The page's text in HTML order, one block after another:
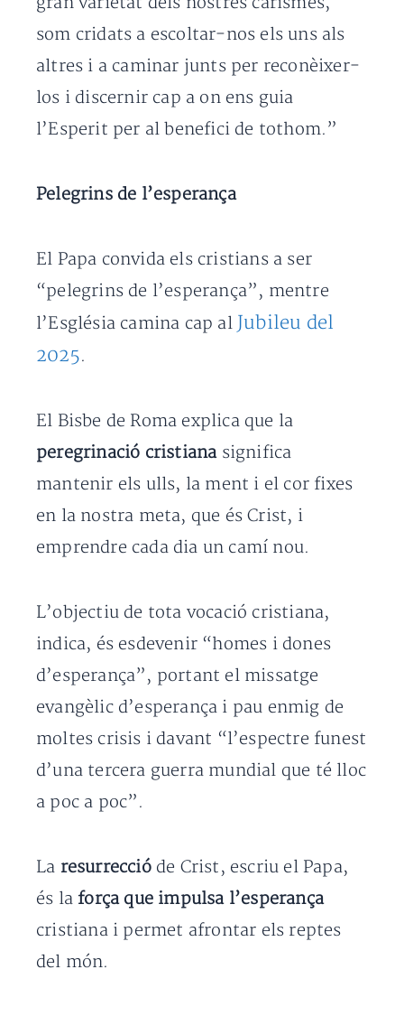
som cridats a escoltar-nos els uns als
altres i a caminar junts per reconèixer-
los i discernir cap a on ens guia
l’Esperit per al benefici de tothom.”
Pelegrins de l’esperança
El Papa convida els cristians a ser
“pelegrins de l’esperança”, mentre
l’Església camina cap al Jubileu del
2025.
El Bisbe de Roma explica que la
peregrinació cristianasignifica
mantenir els ulls, la ment i el cor fixes
en la nostra meta, que és Crist, i
emprendre cada dia un camí nou.
L’objectiu de tota vocació cristiana,
indica, és esdevenir “homes i dones
d’esperança”, portant el missatge
evangèlic d’esperança i pau enmig de
moltes crisis i davant “l’espectre funest
d’una tercera guerra mundial que té lloc
a poc a poc”.
La resurreccióde Crist, escriu el Papa,
és la força que impulsa l’esperança
cristiana i permet afrontar els reptes
del món.